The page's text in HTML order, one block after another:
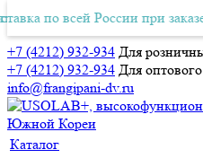
+7 (4212) 932-934 Для
+7 (4212) 932-934 Для
info@frangipani-dv.ru
Авиа-доставка по всей
по всей России при заказе от
Каталог